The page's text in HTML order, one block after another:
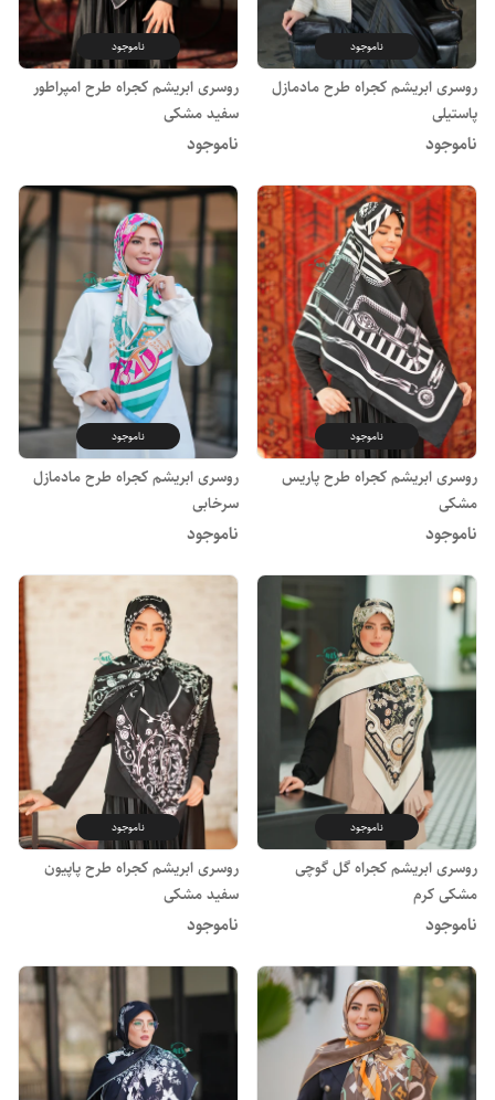
ناموجود
روسری ابریشم کجراه طرح مادمازل
پاستیلی
ناموجود
ناموجود
روسری ابریشم کجراه طرح امپراطور
سفید مشکی
ناموجود
ناموجود
روسری ابریشم کجراه طرح پاریس
مشکی
ناموجود
ناموجود
روسری ابریشم کجراه طرح مادمازل
سرخابی
ناموجود
ناموجود
روسری ابریشم کجراه گل گوچی
مشکی کرم
ناموجود
ناموجود
روسری ابریشم کجراه طرح پاپیون
سفید مشکی
ناموجود